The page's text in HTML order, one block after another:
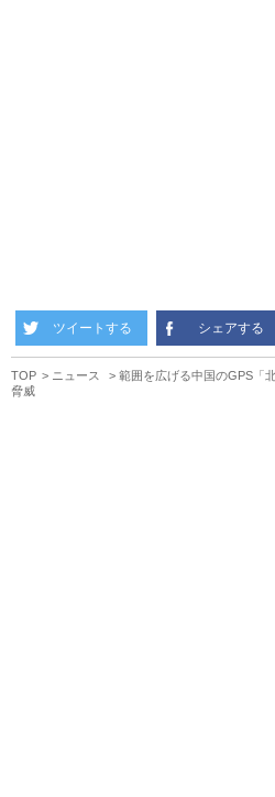
ツイートする シェアする
TOP ニュース
範囲を広げる中国のGPS「
脅威